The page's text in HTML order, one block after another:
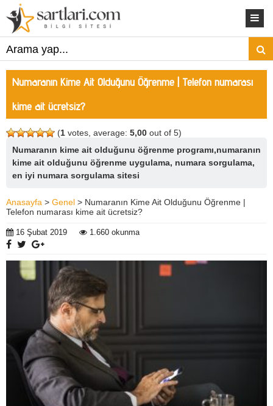
Numaranın Kime Ait Olduğunu Öğrenme | Telefon numarası
kime ait ücretsiz?
(1 votes, average: 5,00 out of 5)
Numaranın kime ait olduğunu öğrenme programı,numaranın
kime ait olduğunu öğrenme uygulama, numara sorgulama,
en iyi numara sorgulama sitesi
Anasayfa > Genel > Numaranın Kime Ait Olduğunu Öğrenme |
Telefon numarası kime ait ücretsiz?
16 Şubat 2019 1.660 okunma